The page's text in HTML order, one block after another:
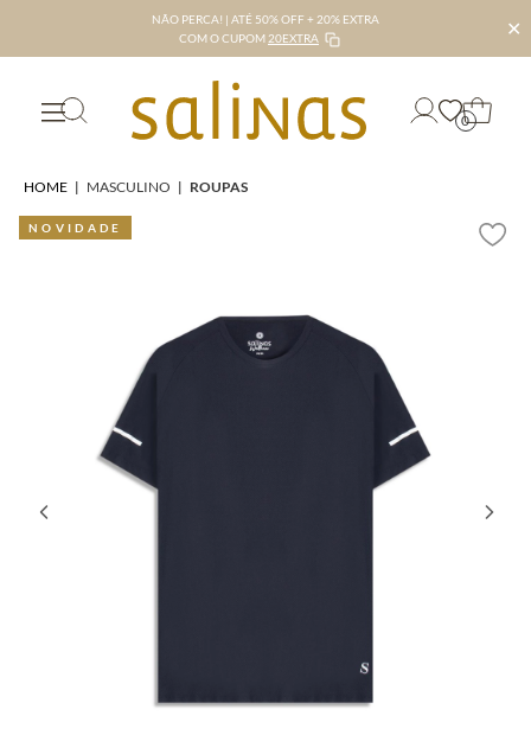
NÃO PERCA! | ATÉ 50% OFF + 20% EXTRA
COM O CUPOM 20EXTRA ✕
0
HOME | MASCULINO | ROUPAS
NOVIDADE